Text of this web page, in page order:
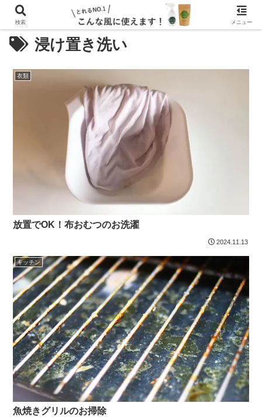
浸け置き洗い
衣類
放置でOK！布おむつのお洗濯
2024.11.13
キッチン
魚焼きグリルのお掃除
検索 メニュー